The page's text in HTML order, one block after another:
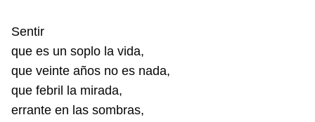
Sentir
que es un soplo la vida,
que veinte años no es nada,
que febril la mirada,
errante en las sombras,